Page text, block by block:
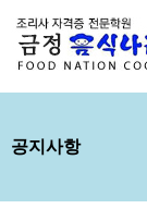
공지사항